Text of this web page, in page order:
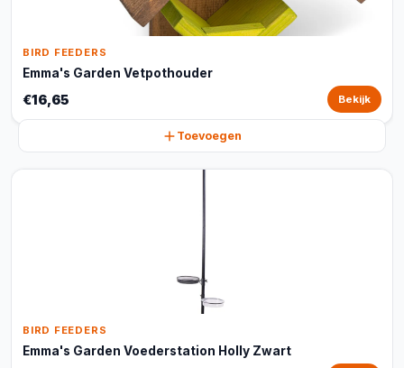
BIRD FEEDERS
Emma's Garden Vetpothouder
€16,65 Bekijk
Toevoegen
BIRD FEEDERS
Emma's Garden Voederstation Holly Zwart